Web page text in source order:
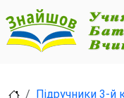
Підручники 3-й